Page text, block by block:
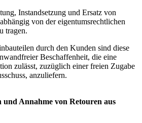
Instandsetzung und Ersatz von
von der eigentumsrechtlichen
tragen.
durch den Kunden sind diese
Beschaffenheit, die eine
zulässt, zuzüglich einer freien Zugabe
anzuliefern.
und Annahme von Retouren aus